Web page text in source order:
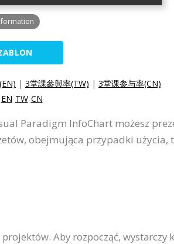
| 3堂課參與率(TW) | 3堂课参与率(CN)
EN TW CN
Paradigm InfoChart możesz
obejmująca przypadki użycia,
Aby rozpocząć, wystarczy